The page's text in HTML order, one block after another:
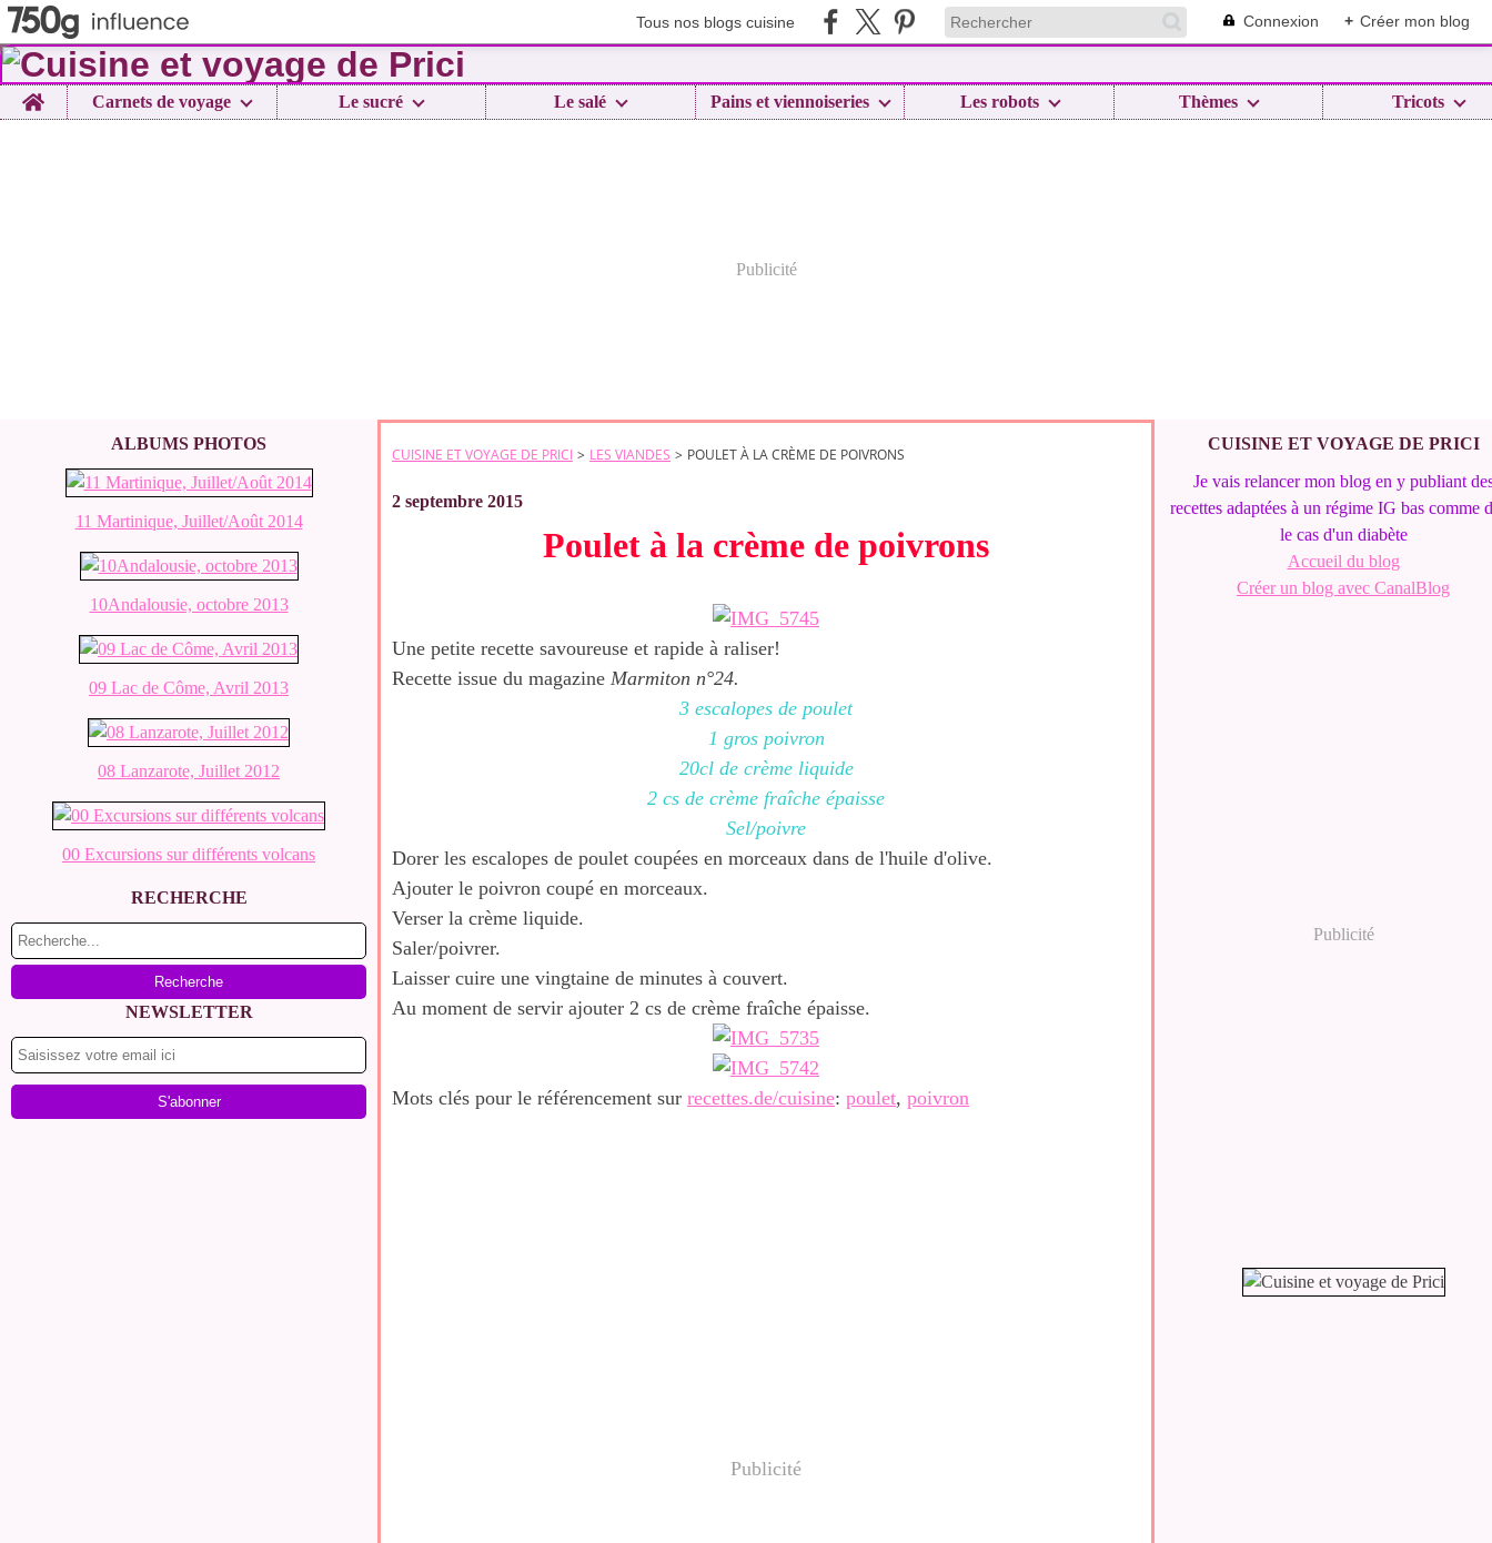
Tous nos blogs cuisine Connexion + Créer mon blog
Home Carnets de voyage Le sucré Le salé Pains et viennoiseries Les robots Thèmes Tricots
Publicité
ALBUMS PHOTOS
11 Martinique, Juillet/Août 2014
10Andalousie, octobre 2013
09 Lac de Côme, Avril 2013
08 Lanzarote, Juillet 2012
00 Excursions sur différents volcans
RECHERCHE
NEWSLETTER
CUISINE ET VOYAGE DE PRICI > LES VIANDES > POULET À LA CRÈME DE POIVRONS
2 septembre 2015
Poulet à la crème de poivrons
Une petite recette savoureuse et rapide à raliser!
Recette issue du magazine Marmiton n°24.
3 escalopes de poulet
1 gros poivron
20cl de crème liquide
2 cs de crème fraîche épaisse
Sel/poivre
Dorer les escalopes de poulet coupées en morceaux dans de l'huile d'olive.
Ajouter le poivron coupé en morceaux.
Verser la crème liquide.
Saler/poivrer.
Laisser cuire une vingtaine de minutes à couvert.
Au moment de servir ajouter 2 cs de crème fraîche épaisse.
Mots clés pour le référencement sur recettes.de/cuisine: poulet, poivron
Publicité
CUISINE ET VOYAGE DE PRICI
Je vais relancer mon blog en y publiant
recettes adaptées à un régime IG bas comme
le cas d'un diabète
Accueil du blog
Créer un blog avec CanalBlog
Publicité